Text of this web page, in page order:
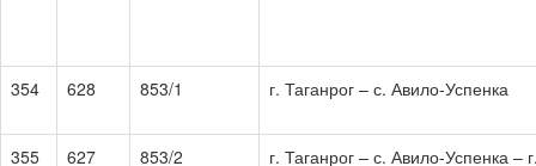
354 628 853/1 г. Таганрог – с. Авило-Успенка
355 627 853/2
г. Таганрог – с. Авило-Успенка –